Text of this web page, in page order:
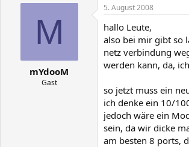
s
e
t
a
M
mYdooM
Gast
5. August 2008
hallo Leute,
also bei mir gibt so
netz verbindung
werden kann, da,
so jetzt muss ein
ich denke ein 10/
jedoch wäre ein
sein, da wir dicke
am besten 8 ports,